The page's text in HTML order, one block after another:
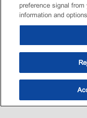
preference signal
information and